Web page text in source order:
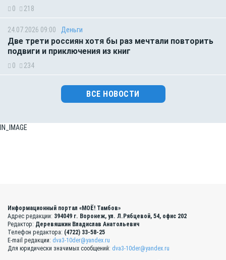
0 218
24.07.2026 09:00 Деньги
Две трети россиян хотя бы раз мечтали повторить
подвиги и приключения из книг
0 234
ВСЕ НОВОСТИ
IN_IMAGE
Информационный портал «МОЁ! Тамбов»
Адрес редакции: 394049 г. Воронеж, ул. Л.Рябцевой, 54, офис 202
Редактор: Деревяшкин Владислав Анатольевич
Телефон редактора: (4722) 33-58-25
E-mail редакции: dva3-10der@yandex.ru
Для юридически значимых сообщений: dva3-10der@yandex.ru